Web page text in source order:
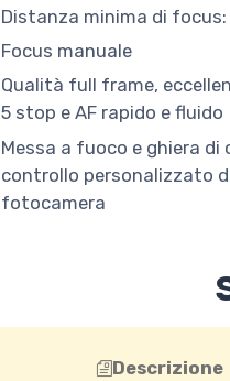
Distanza minima di focus:
Focus manuale
Qualità full frame,
5 stop e AF rapido e fluido
Messa a fuoco e ghiera
controllo personalizzato
fotocamera
Descrizione